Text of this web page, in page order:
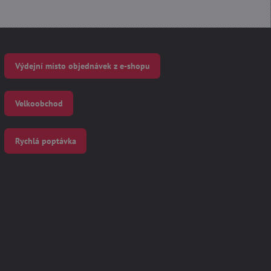
Výdejní místo objednávek z e-shopu
Velkoobchod
Rychlá poptávka